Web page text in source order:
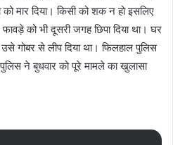
मार दिया। किसी को शक न हो इसलिए
को भी दूसरी जगह छिपा दिया था। घर
से लीप दिया था। फिलहाल पुलिस
ने बुधवार को पूरे मामले का खुलासा